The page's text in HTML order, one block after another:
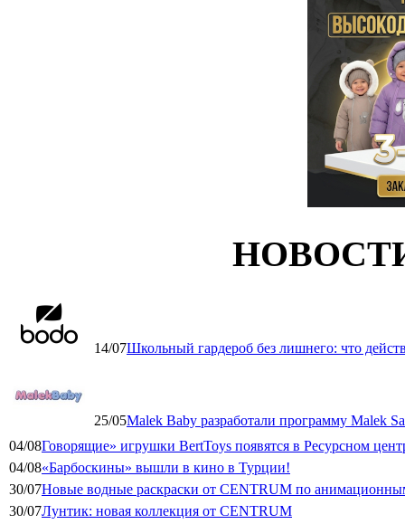
14/07Школьный гардероб без лишнего: что
25/05Malek Baby разработали программу Malek
04/08Говорящие» игрушки BertToys появятся в Ресурсном
04/08«Барбоскины» вышли в кино в Турции!
30/07Новые водные раскраски от CENTRUM по
30/07Лунтик: новая коллекция от CENTRUM